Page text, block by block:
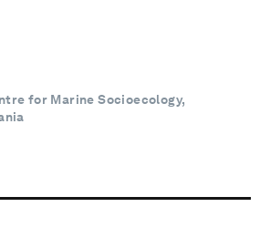
for Marine Socioecology,